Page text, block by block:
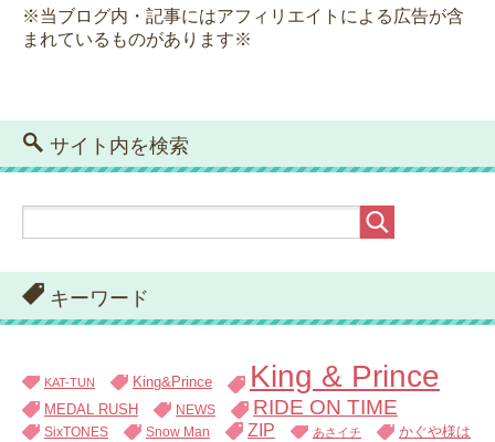
※当ブログ内・記事にはアフィリエイトによる広告が含
まれているものがあります※
サイト内を検索
キーワード
KAT-TUN King&Prince King & Prince
MEDAL RUSH NEWS RIDE ON TIME
SixTONES Snow Man ZIP あさイチ
かぐや様は